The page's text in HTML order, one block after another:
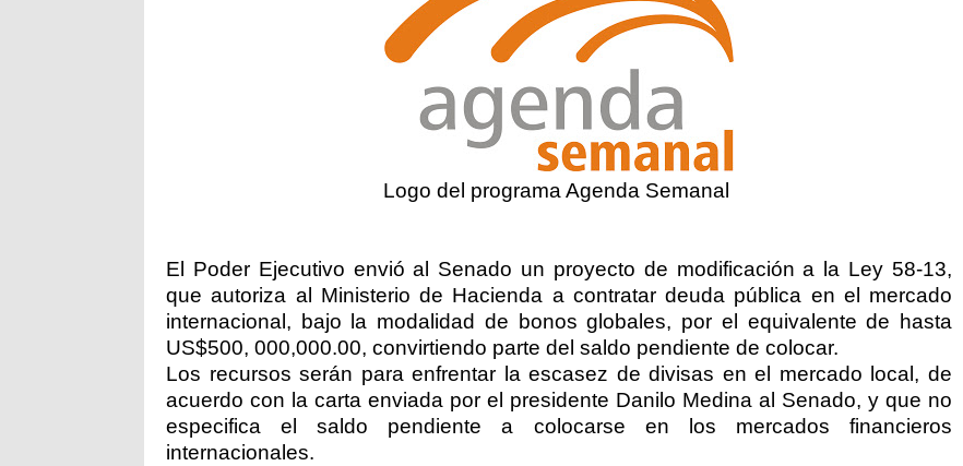
Logo del programa Agenda Semanal
El Poder Ejecutivo envió al Senado un proyecto de modificación a la Ley 58-13,
que autoriza al Ministerio de Hacienda a contratar deuda pública en el mercado
internacional, bajo la modalidad de bonos globales, por el equivalente de hasta
US$500, 000,000.00, convirtiendo parte del saldo pendiente de colocar.
Los recursos serán para enfrentar la escasez de divisas en el mercado local, de
acuerdo con la carta enviada por el presidente Danilo Medina al Senado, y que no
especifica el saldo pendiente a colocarse en los mercados financieros
internacionales.